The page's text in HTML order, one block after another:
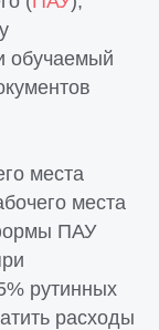
обучаемый
места
места
ПАУ
рутинных
расходы